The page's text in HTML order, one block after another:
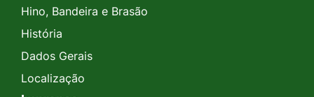
Hino, Bandeira e Brasão
História
Dados Gerais
Localização